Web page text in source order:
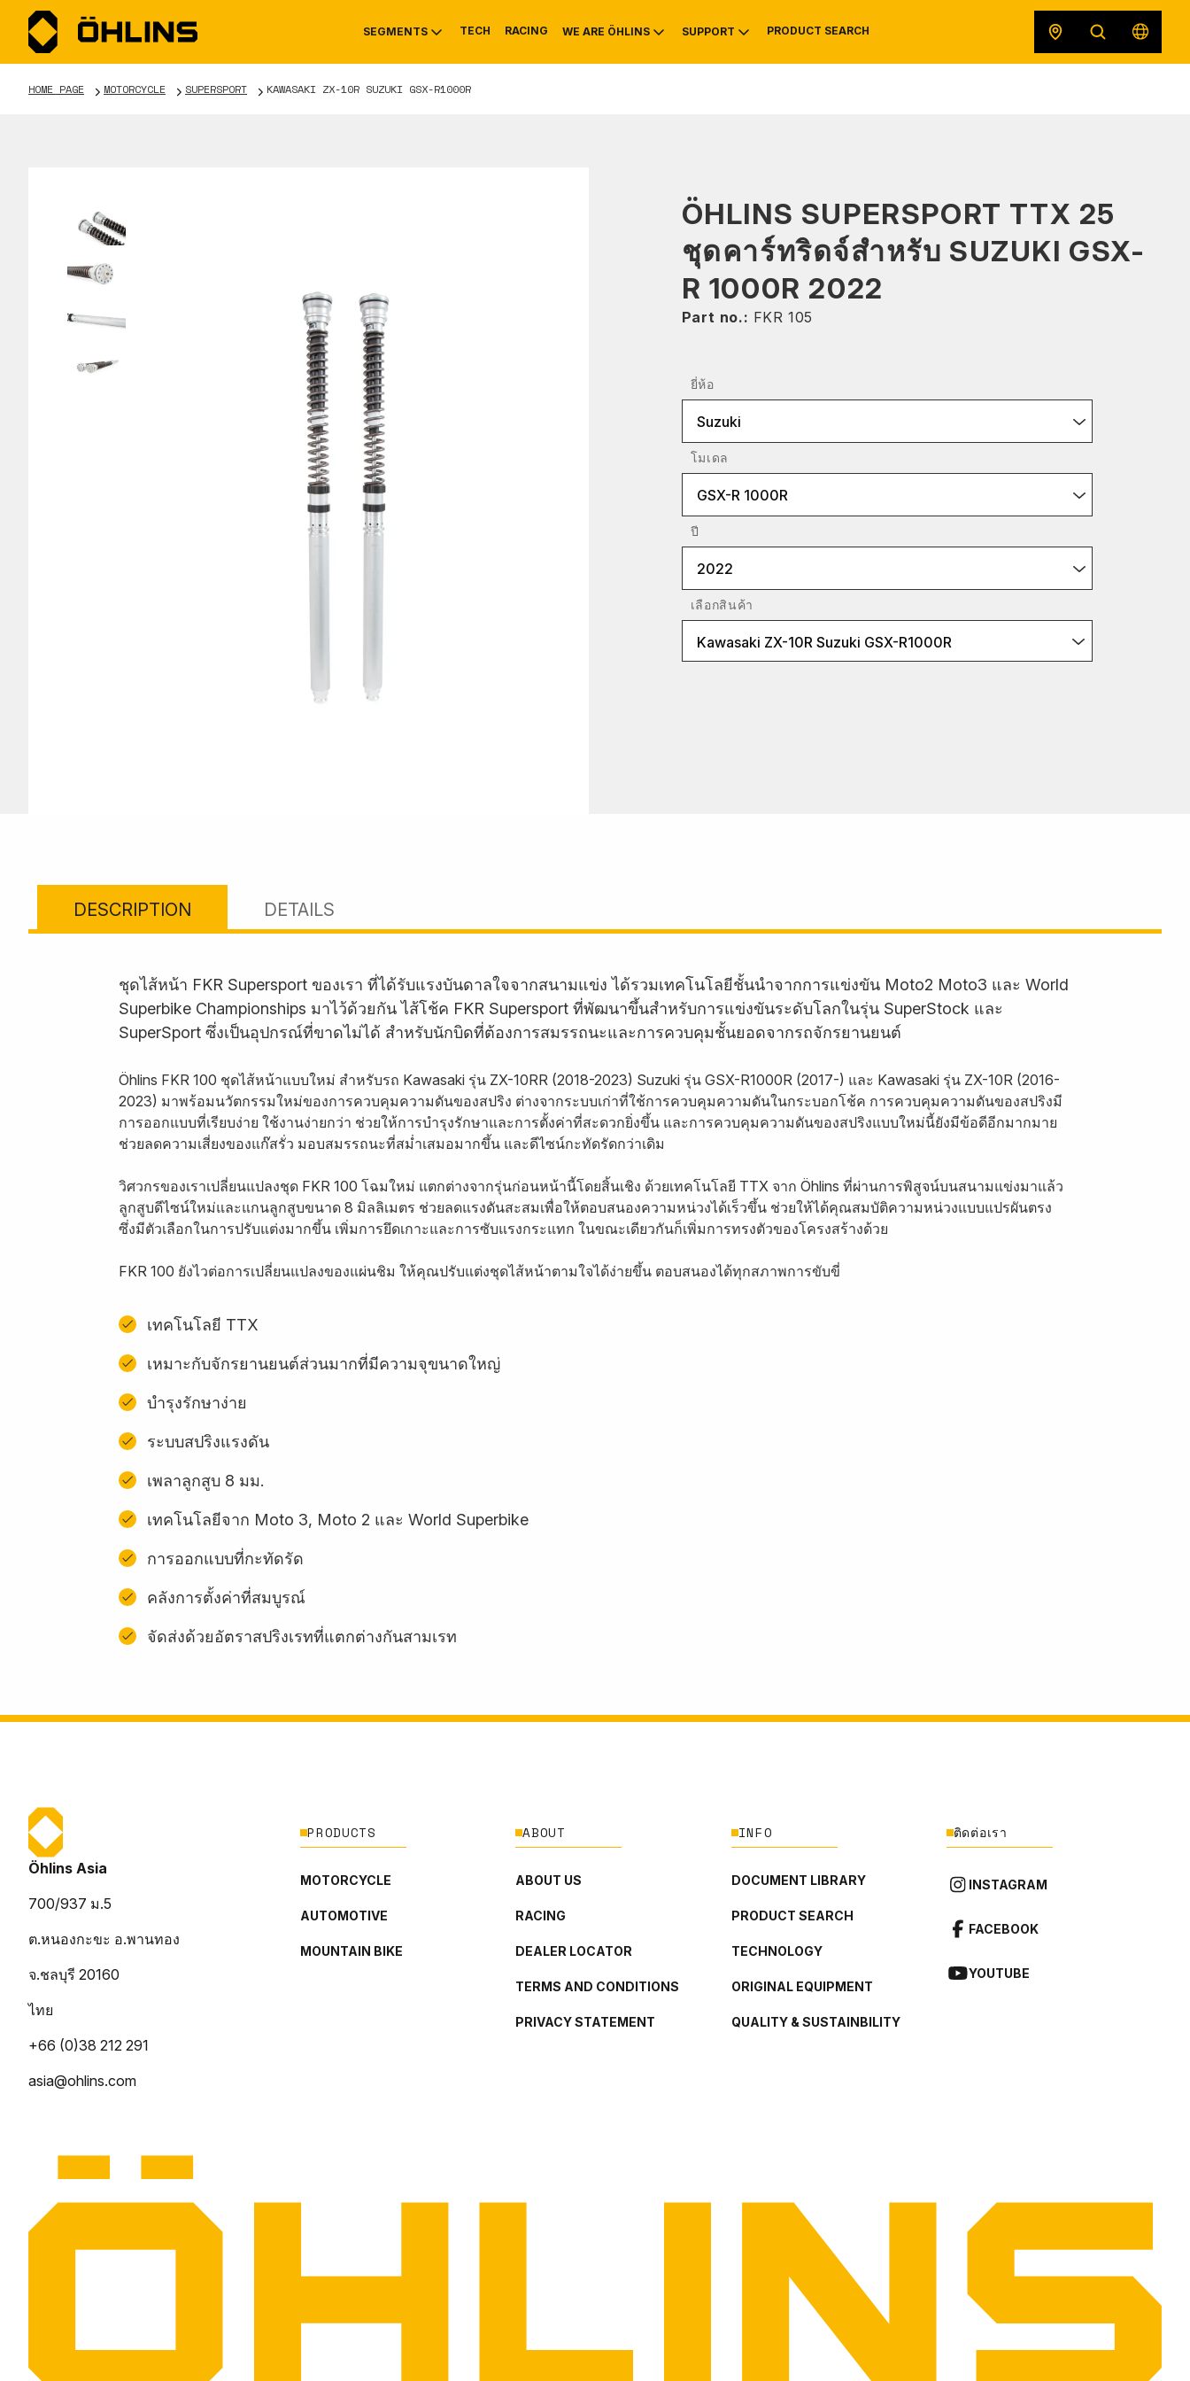
SEGMENTS
MOUNTAIN BIKE
TECH RACING WE ARE ÖHLINS
HISTORY
SUPPORT
SERVICE INFO & RECALLS
PRODUCT SEARCH
HOME PAGE MOTORCYCLE SUPERSPORT KAWASAKI ZX-10R SUZUKI GSX-R1000R
ÖHLINS SUPERSPORT TTX 25
ชุดคาร์ทริดจ์สำหรับ SUZUKI GSX-
R 1000R 2022
Part no.: FKR 105
ยี่ห้อ
Suzuki
โมเดล
GSX-R 1000R
ปี
2022
เลือกสินค้า
Kawasaki ZX-10R Suzuki GSX-R1000R
DESCRIPTION DETAILS
ชุดไส้หน้า FKR Supersport ของเรา ที่ได้รับแรงบันดาลใจจากสนามแข่ง ได้รวมเทคโนโลยีชั้นนำจากการแข่งขัน Moto2 Moto3 และ World
Superbike Championships มาไว้ด้วยกัน ไส้โช้ค FKR Supersport ที่พัฒนาขึ้นสำหรับการแข่งขันระดับโลกในรุ่น SuperStock และ
SuperSport ซึ่งเป็นอุปกรณ์ที่ขาดไม่ได้ สำหรับนักบิดที่ต้องการสมรรถนะและการควบคุมชั้นยอดจากรถจักรยานยนต์
Öhlins FKR 100 ชุดไส้หน้าแบบใหม่ สำหรับรถ Kawasaki รุ่น ZX-10RR (2018-2023) Suzuki รุ่น GSX-R1000R (2017-) และ Kawasaki รุ่น ZX-10R (2016-
2023) มาพร้อมนวัตกรรมใหม่ของการควบคุมความดันของสปริง ต่างจากระบบเก่าที่ใช้การควบคุมความดันในกระบอกโช้ค การควบคุมความดันของสปริงมี
การออกแบบที่เรียบง่าย ใช้งานง่ายกว่า ช่วยให้การบำรุงรักษาและการตั้งค่าที่สะดวกยิ่งขึ้น และการควบคุมความดันของสปริงแบบใหม่นี้ยังมีข้อดีอีกมากมาย
ช่วยลดความเสี่ยงของแก๊สรั่ว มอบสมรรถนะที่สม่ำเสมอมากขึ้น และดีไซน์กะทัดรัดกว่าเดิม
วิศวกรของเราเปลี่ยนแปลงชุด FKR 100 โฉมใหม่ แตกต่างจากรุ่นก่อนหน้านี้โดยสิ้นเชิง ด้วยเทคโนโลยี TTX จาก Öhlins ที่ผ่านการพิสูจน์บนสนามแข่งมาแล้ว
ลูกสูบดีไซน์ใหม่และแกนลูกสูบขนาด 8 มิลลิเมตร ช่วยลดแรงดันสะสมเพื่อให้ตอบสนองความหน่วงได้เร็วขึ้น ช่วยให้ได้คุณสมบัติความหน่วงแบบแปรผันตรง
ซึ่งมีตัวเลือกในการปรับแต่งมากขึ้น เพิ่มการยึดเกาะและการซับแรงกระแทก ในขณะเดียวกันก็เพิ่มการทรงตัวของโครงสร้างด้วย
FKR 100 ยังไวต่อการเปลี่ยนแปลงของแผ่นชิม ให้คุณปรับแต่งชุดไส้หน้าตามใจได้ง่ายขึ้น ตอบสนองได้ทุกสภาพการขับขี่
เทคโนโลยี TTX
เหมาะกับจักรยานยนต์ส่วนมากที่มีความจุขนาดใหญ่
บำรุงรักษาง่าย
ระบบสปริงแรงดัน
เพลาลูกสูบ 8 มม.
เทคโนโลยีจาก Moto 3, Moto 2 และ World Superbike
การออกแบบที่กะทัดรัด
คลังการตั้งค่าที่สมบูรณ์
จัดส่งด้วยอัตราสปริงเรทที่แตกต่างกันสามเรท
Öhlins Asia
700/937 ม.5
ต.หนองกะขะ อ.พานทอง
จ.ชลบุรี 20160
ไทย
+66 (0)38 212 291
asia@ohlins.com
PRODUCTS
MOTORCYCLE
AUTOMOTIVE
MOUNTAIN BIKE
ABOUT
ABOUT US
RACING
DEALER LOCATOR
TERMS AND CONDITIONS
PRIVACY STATEMENT
INFO
DOCUMENT LIBRARY
PRODUCT SEARCH
TECHNOLOGY
ORIGINAL EQUIPMENT
QUALITY & SUSTAINBILITY
ติดต่อเรา
INSTAGRAM
FACEBOOK
YOUTUBE